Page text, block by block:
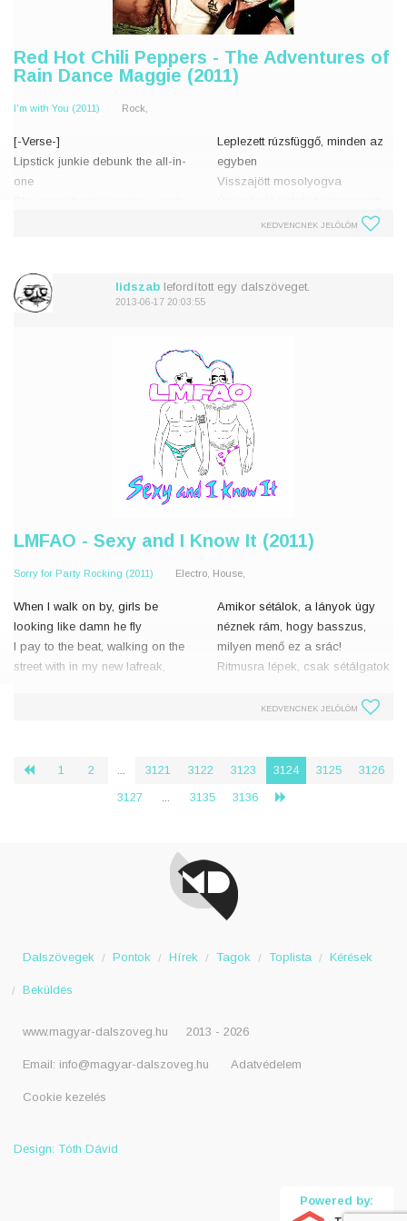
Red Hot Chili Peppers - The Adventures of
Rain Dance Maggie (2011)
I'm with You (2011) Rock,
[-Verse-]
Lipstick junkie debunk the all-in-
one
No one here is on trial
it's just a turnaround and we g
Leplezett rúzsfüggő, minden az
egyben
Visszajött mosolyogva
azért, hogy
Helyszínellenőrzés, aztán rátér
KEDVENCNEK JELÖLÖM
lidszab lefordított egy dalszöveget.
2013-06-17 20:03:55
LMFAO - Sexy and I Know It (2011)
Sorry for Party Rocking (2011) Electro, House,
When I walk on by, girls be
looking like damn he fly
I pay to the beat, walking on the
street with in my new lafreak,
Amikor sétálok, a lányok úgy
néznek rám, hogy basszus,
milyen menő ez a srác!
Ritmusra lépek, csak sétálgatok
KEDVENCNEK JELÖLÖM
‹ 1 2 ... 3121 3122 3123 3124 3125
3126
3127
... 3135 3136
Dalszövegek Pontok Hírek Tagok Toplista Kérések
Beküldés
www.magyar-dalszoveg.hu 2013 - 2026
Email: info@magyar-dalszoveg.hu Adatvédelem
Cookie kezelés
Design: Tóth Dávid
Powered by: